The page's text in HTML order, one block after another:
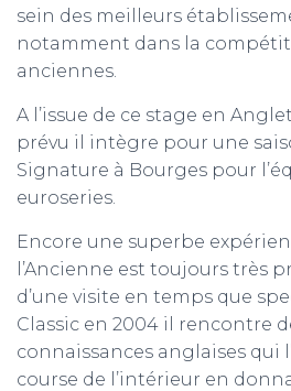
sein des meilleurs
notamment dans la
anciennes.
A l’issue de ce stage en
prévu il intègre pour une
Signature à Bourges pour
euroseries.
Encore une superbe
l’Ancienne est toujours très
d’une visite en temps que
Classic en 2004 il rencontre
connaissances anglaises qui
course de l’intérieur en